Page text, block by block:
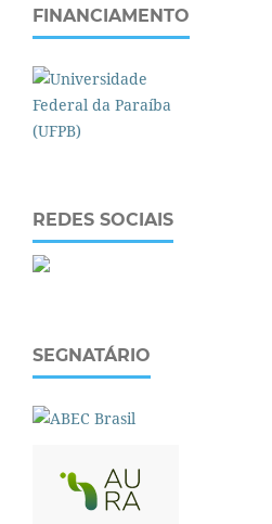
FINANCIAMENTO
REDES SOCIAIS
SEGNATÁRIO